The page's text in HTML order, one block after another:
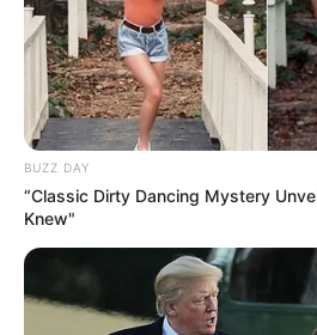
BUZZ DAY
“Classic Dirty Dancing Mystery
Knew"